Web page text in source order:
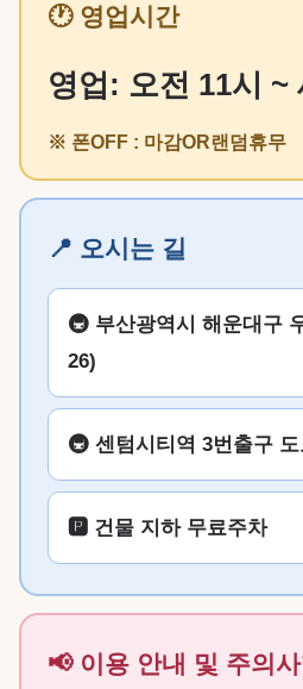
🕐 영업시간
영업: 오전 11시 ~
※ 폰OFF : 마감OR랜덤휴무
📍 오시는 길
🚇 부산광역시 해운대구
26)
🚇 센텀시티역 3번출구
🅿️ 건물 지하 무료주차
📢 이용 안내 및 주의